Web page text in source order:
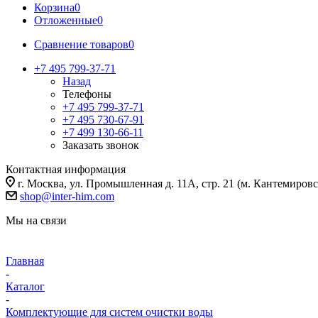
Корзина0
Отложенные0
Сравнение товаров0
+7 495 799-37-71
Назад
Телефоны
+7 495 799-37-71
+7 495 730-67-91
+7 499 130-66-11
Заказать звонок
Контактная информация
г. Москва, ул. Промышленная д. 11А, стр. 21 (м.
shop@inter-him.com
Мы на связи
Главная
-
Каталог
-
Комплектующие для систем очистки воды